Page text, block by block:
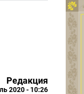
Редакция
2020 - 10:26